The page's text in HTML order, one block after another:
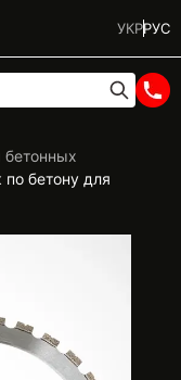
УКРРУС
бетонных
бетону для